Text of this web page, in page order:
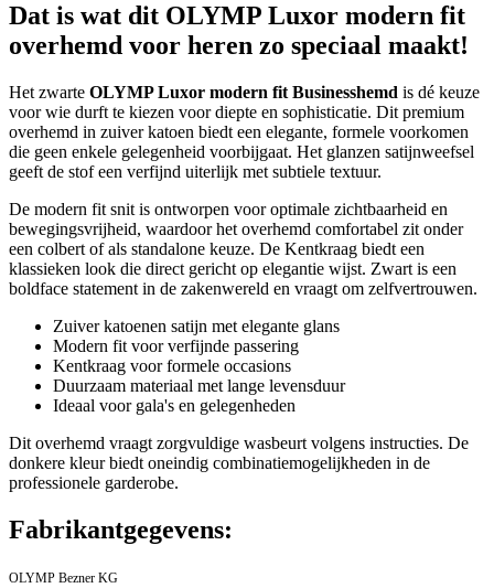
Dat is wat dit OLYMP Luxor modern fit
overhemd voor heren zo speciaal maakt!
Het zwarte OLYMP Luxor modern fit Businesshemd is dé keuze
voor wie durft te kiezen voor diepte en sophisticatie. Dit premium
overhemd in zuiver katoen biedt een elegante, formele voorkomen
die geen enkele gelegenheid voorbijgaat. Het glanzen satijnweefsel
geeft de stof een verfijnd uiterlijk met subtiele textuur.
De modern fit snit is ontworpen voor optimale zichtbaarheid en
bewegingsvrijheid, waardoor het overhemd comfortabel zit onder
een colbert of als standalone keuze. De Kentkraag biedt een
klassieken look die direct gericht op elegantie wijst. Zwart is een
boldface statement in de zakenwereld en vraagt om zelfvertrouwen.
Zuiver katoenen satijn met elegante glans
Modern fit voor verfijnde passering
Kentkraag voor formele occasions
Duurzaam materiaal met lange levensduur
Ideaal voor gala's en gelegenheden
Dit overhemd vraagt zorgvuldige wasbeurt volgens instructies. De
donkere kleur biedt oneindig combinatiemogelijkheden in de
professionele garderobe.
Fabrikantgegevens:
OLYMP Bezner KG